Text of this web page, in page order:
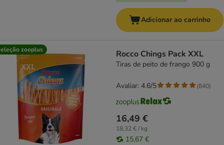
Adicionar ao carrinho
zooplus Rocco Chings Pack XXL
Tiras de peito de frango 900 g
16,49 €
18,32 € / kg
15,67 €
Avaliar: 4.6/5 (840)